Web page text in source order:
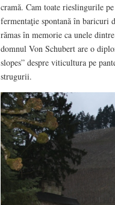
cramă. Cam toate rieslingurile
fermentaţie spontană în baricuri
rămas în memorie ca unele
domnul Von Schubert are o
slopes” despre viticultura pe
strugurii.